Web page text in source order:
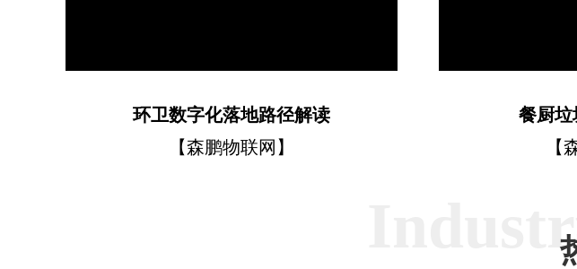
环卫数字化落地路径解读
【森鹏物联网】
餐厨垃
【